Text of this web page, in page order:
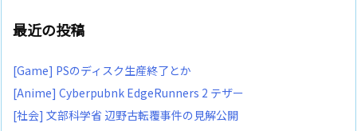
最近の投稿
[Game] PSのディスク生産終了とか
[Anime] Cyberpubnk EdgeRunners 2 テザー
[社会] 文部科学省 辺野古転覆事件の見解公開